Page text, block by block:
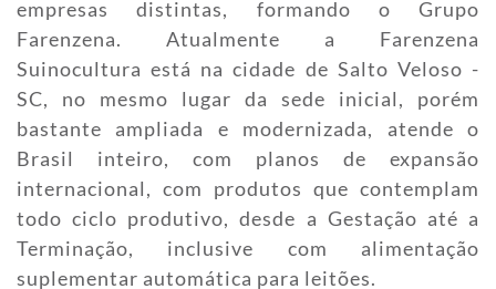
empresas distintas, formando o Grupo
Farenzena. Atualmente a Farenzena
Suinocultura está na cidade de Salto Veloso -
SC, no mesmo lugar da sede inicial, porém
bastante ampliada e modernizada, atende o
Brasil inteiro, com planos de expansão
internacional, com produtos que contemplam
todo ciclo produtivo, desde a Gestação até a
Terminação, inclusive com alimentação
suplementar automática para leitões.